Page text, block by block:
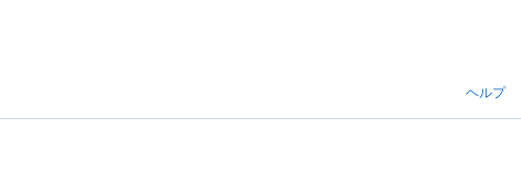
ヘルプ